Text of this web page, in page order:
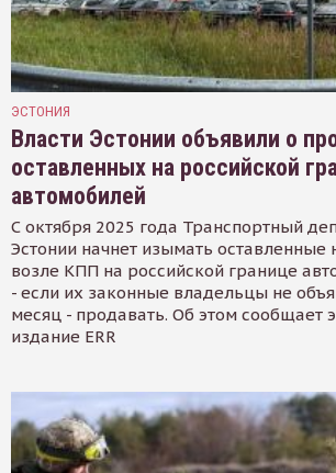
ЭСТОНИЯ
Власти Эстонии объявили о
оставленных на российской
автомобилей
С октября 2025 года Транспортный
Эстонии начнет изымать оставленные
возле КПП на российской границе
- если их законные владельцы не
месяц - продавать. Об этом сообщает
издание ERR